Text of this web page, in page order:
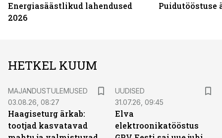
Energiasäästlikud lahendused
2026
Puidutööstuse
HETKEL KUUM
MAJANDUSTULEMUSED
03.08.26, 08:27
Haagiseturg ärkab:
tootjad kasvatavad
UUDISED
31.07.26, 09:45
Elva
elektroonikatööstus